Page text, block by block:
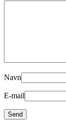
Navn
E-mail